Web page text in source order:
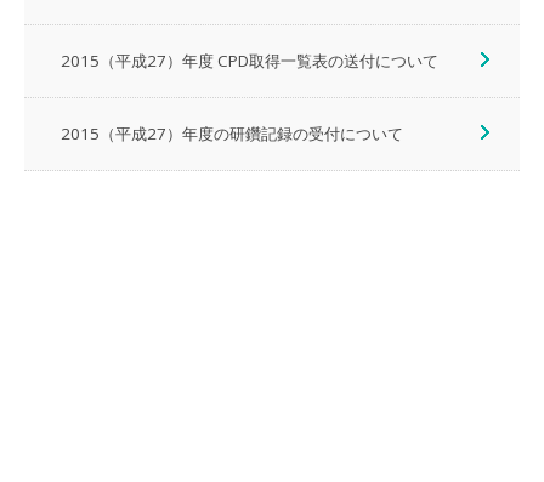
2015（平成27）年度 CPD取得一覧表の送付について
2015（平成27）年度の研鑽記録の受付について